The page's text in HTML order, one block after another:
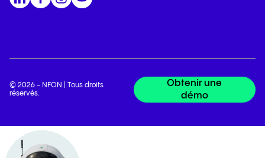
© 2026 - NFON | Tous droits
réservés.
Obtenir une
démo